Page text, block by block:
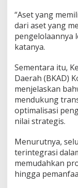
“Aset yang
dari aset yang
pengelolaannya
katanya.
Sementara itu,
Daerah (BKAD)
menjelaskan
mendukung
optimalisasi
nilai strategis.
Menurutnya,
terintegrasi
memudahkan
hingga